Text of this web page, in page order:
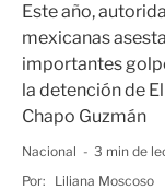
Este año,
mexicanas
importantes
la detención de
Chapo Guzmán
Nacional
3 min de
Por:
Liliana Moscoso